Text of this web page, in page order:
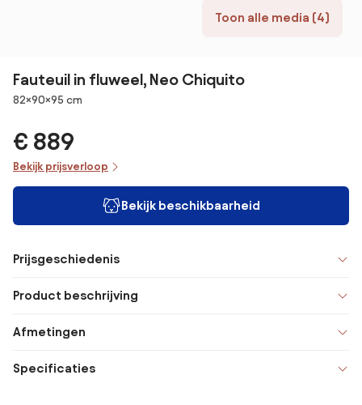
Toon alle media (4)
Fauteuil in fluweel, Neo Chiquito
Afmetingen
82×90×95 cm
€ 889
Bekijk prijsverloop
Bekijk beschikbaarheid
Prijsgeschiedenis
Product beschrijving
Afmetingen
Specificaties